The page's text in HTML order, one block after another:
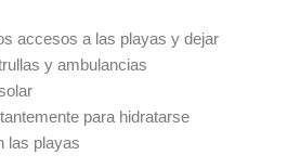
accesos a las playas y dejar
y ambulancias
para hidratarse
las playas